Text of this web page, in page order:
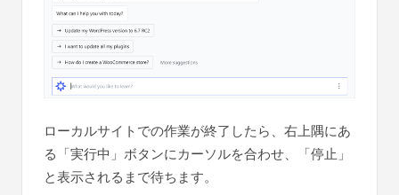
ローカルサイトでの作業が終了したら、右上隅にあ
る「実行中」ボタンにカーソルを合わせ、「停止」
と表示されるまで待ちます。